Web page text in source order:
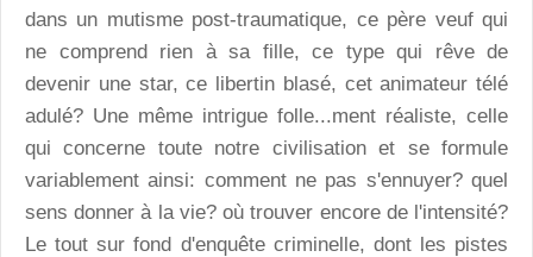
dans un mutisme post-traumatique, ce père veuf qui
ne comprend rien à sa fille, ce type qui rêve de
devenir une star, ce libertin blasé, cet animateur télé
adulé? Une même intrigue folle...ment réaliste, celle
qui concerne toute notre civilisation et se formule
variablement ainsi: comment ne pas s'ennuyer? quel
sens donner à la vie? où trouver encore de l'intensité?
Le tout sur fond d'enquête criminelle, dont les pistes